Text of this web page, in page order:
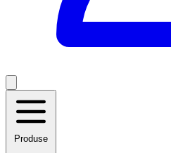
Produse